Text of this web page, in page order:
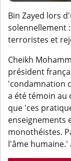
Bin Zayed lors
solennellement
terroristes et
Cheikh
président
'condamnation
a été témoin au
que 'ces
enseignements
monothéistes.
l'âme